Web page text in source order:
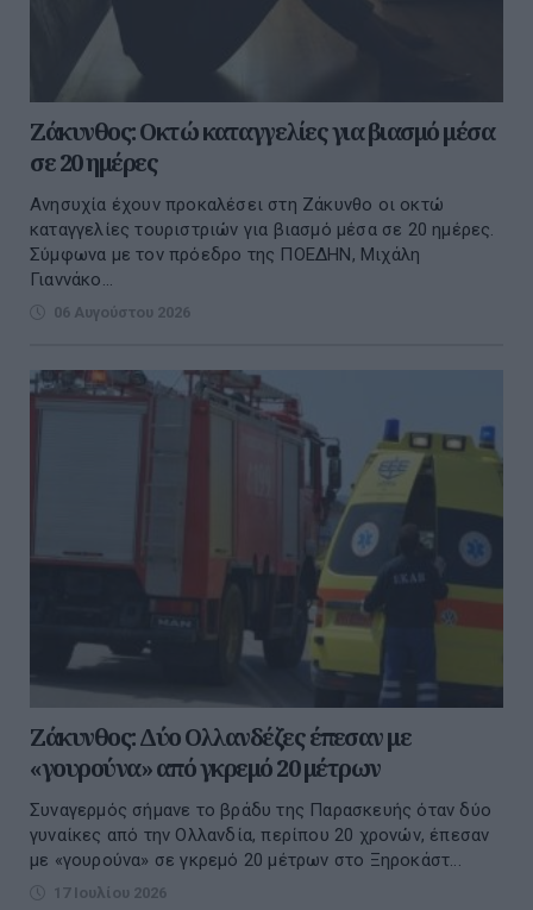
Ζάκυνθος: Οκτώ καταγγελίες για βιασμό μέσα
σε 20 ημέρες
Ανησυχία έχουν προκαλέσει στη Ζάκυνθο οι οκτώ
καταγγελίες τουριστριών για βιασμό μέσα σε 20 ημέρες.
Σύμφωνα με τον πρόεδρο της ΠΟΕΔΗΝ, Μιχάλη
Γιαννάκο...
06 Αυγούστου 2026
Ζάκυνθος: Δύο Ολλανδέζες έπεσαν με
«γουρούνα» από γκρεμό 20 μέτρων
Συναγερμός σήμανε το βράδυ της Παρασκευής όταν δύο
γυναίκες από την Ολλανδία, περίπου 20 χρονών, έπεσαν
με «γουρούνα» σε γκρεμό 20 μέτρων στο Ξηροκάστ...
17 Ιουλίου 2026